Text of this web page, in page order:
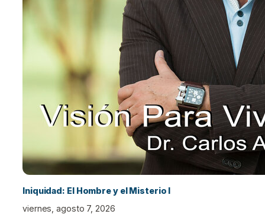
Iniquidad: El Hombre y el Misterio I
viernes, agosto 7, 2026